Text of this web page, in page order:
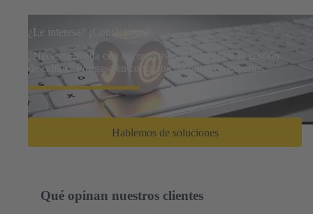
¿Le interesa? ¡Contáctenos!
¿Necesita ayuda con la conectividad robótica o la gestión
de cables? Póngase en contacto con nuestros expertos.
Hablemos de soluciones
Qué opinan nuestros clientes